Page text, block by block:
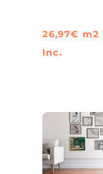
26,97€ m2
Inc.